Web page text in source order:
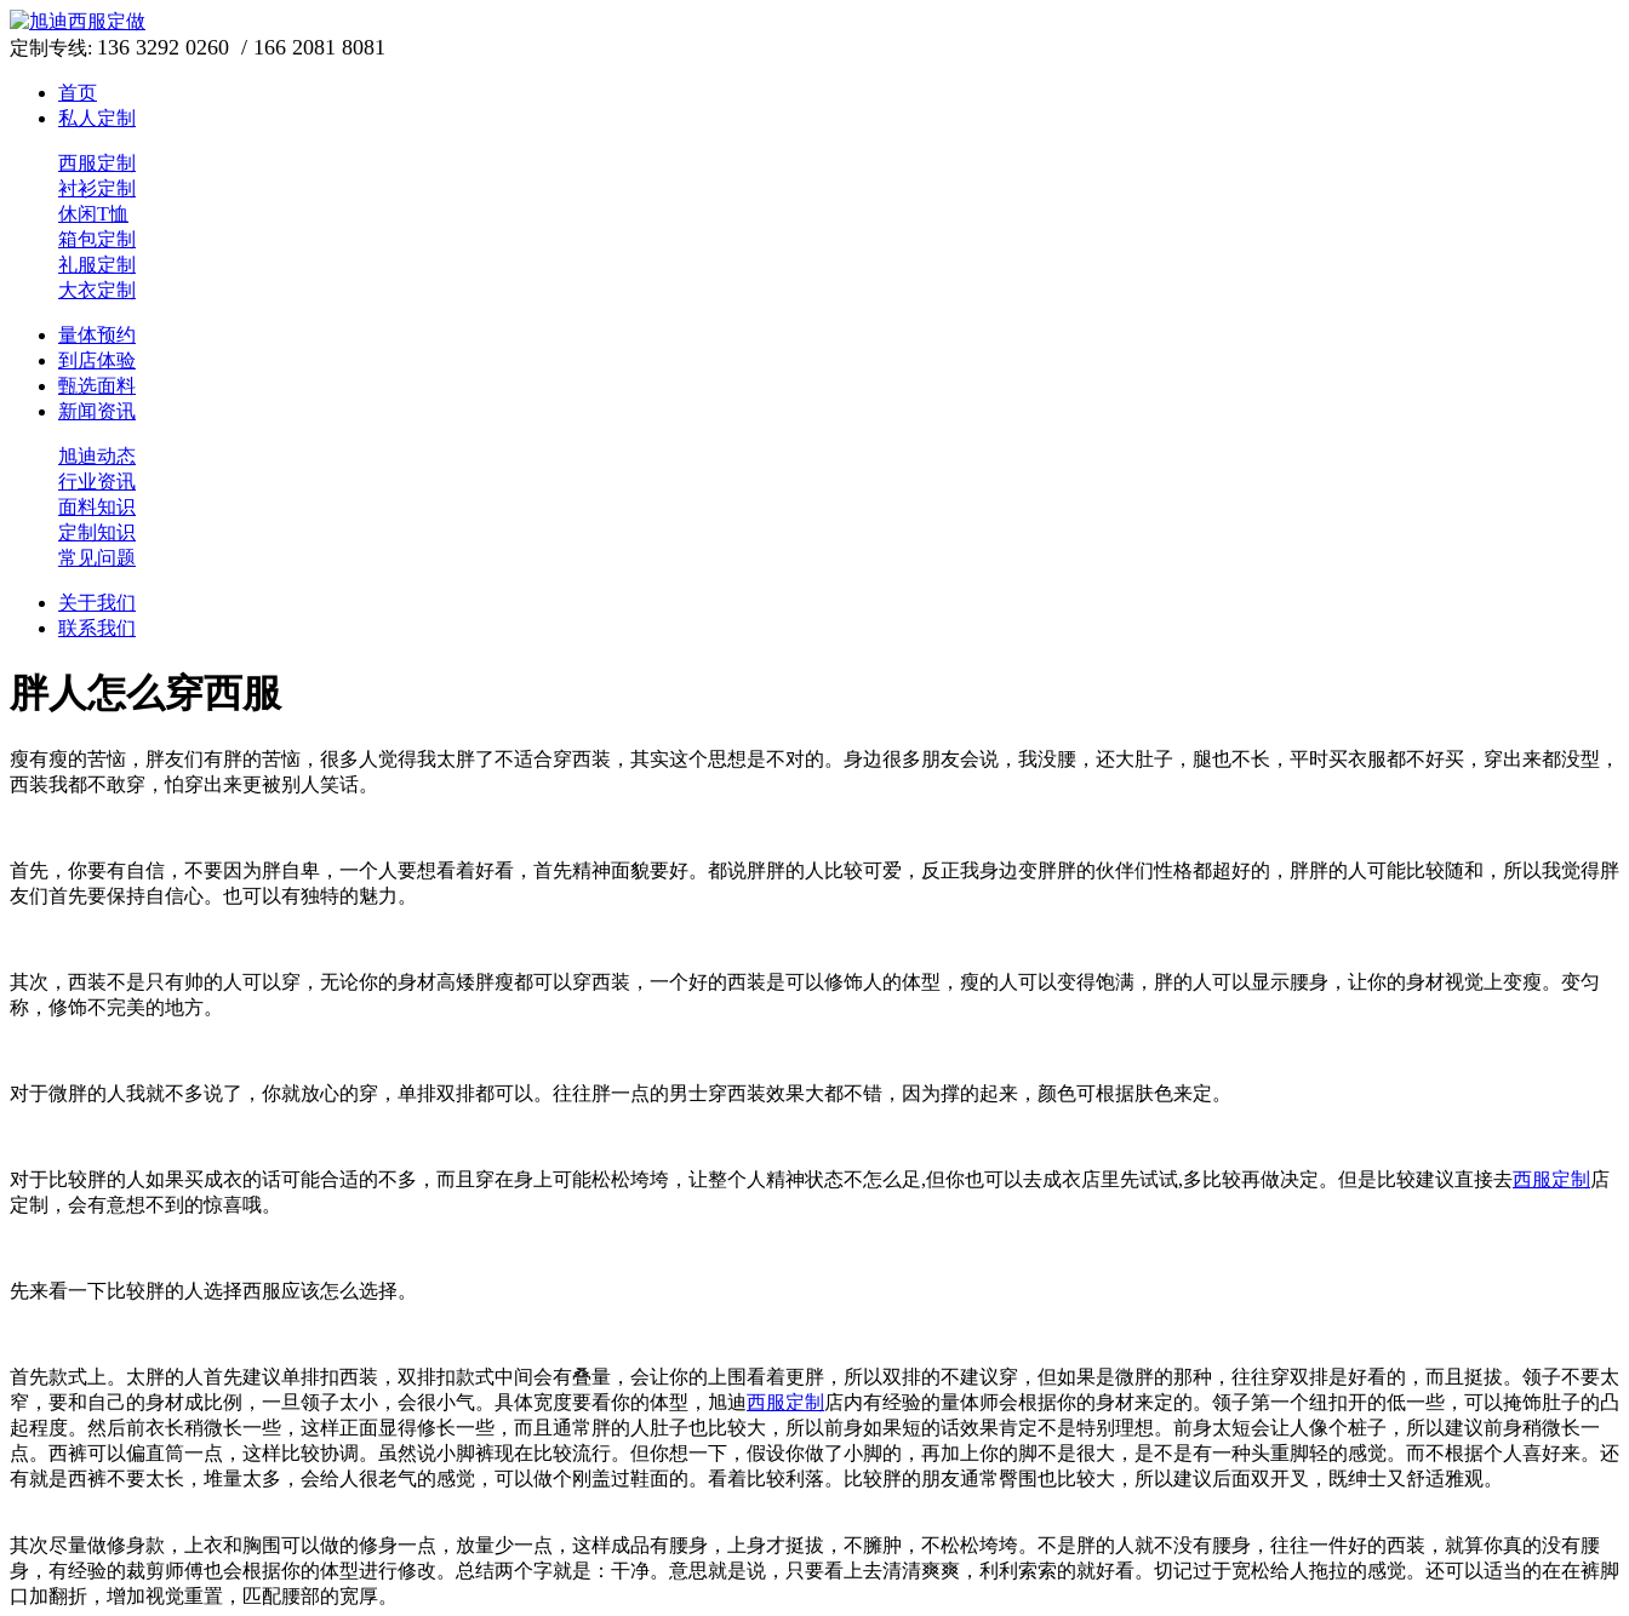
定制专线: 136 3292 0260 / 166 2081 8081
首页
私人定制
西服定制
衬衫定制
休闲T恤
箱包定制
礼服定制
大衣定制
量体预约
到店体验
甄选面料
新闻资讯
旭迪动态
行业资讯
面料知识
定制知识
常见问题
关于我们
联系我们
胖人怎么穿西服
瘦有瘦的苦恼，胖友们有胖的苦恼，很多人觉得我太胖了不适合穿西装，其实这个思想是不对的。身边很多朋友会说，我没腰，还大肚子，腿也不长，平时买衣服都不好买，穿出来都没型，
西装我都不敢穿，怕穿出来更被别人笑话。
首先，你要有自信，不要因为胖自卑，一个人要想看着好看，首先精神面貌要好。都说胖胖的人比较可爱，反正我身边变胖胖的伙伴们性格都超好的，胖胖的人可能比较随和，所以我觉得胖
友们首先要保持自信心。也可以有独特的魅力。
其次，西装不是只有帅的人可以穿，无论你的身材高矮胖瘦都可以穿西装，一个好的西装是可以修饰人的体型，瘦的人可以变得饱满，胖的人可以显示腰身，让你的身材视觉上变瘦。变匀
称，修饰不完美的地方。
对于微胖的人我就不多说了，你就放心的穿，单排双排都可以。往往胖一点的男士穿西装效果大都不错，因为撑的起来，颜色可根据肤色来定。
对于比较胖的人如果买成衣的话可能合适的不多，而且穿在身上可能松松垮垮，让整个人精神状态不怎么足,但你也可以去成衣店里先试试,多比较再做决定。但是比较建议直接去西服定制 店
定制，会有意想不到的惊喜哦。
先来看一下比较胖的人选择西服应该怎么选择。
首先款式上。太胖的人首先建议单排扣西装，双排扣款式中间会有叠量，会让你的上围看着更胖，所以双排的不建议穿，但如果是微胖的那种，往往穿双排是好看的，而且挺拔。领子不要太
窄，要和自己的身材成比例，一旦领子太小，会很小气。具体宽度要看你的体型，旭迪西服定制 店内有经验的量体师会根据你的身材来定的。领子第一个纽扣开的低一些，可以掩饰肚子的凸
起程度。然后前衣长稍微长一些，这样正面显得修长一些，而且通常胖的人肚子也比较大，所以前身如果短的话效果肯定不是特别理想。前身太短会让人像个桩子，所以建议前身稍微长一
点。西裤可以偏直筒一点，这样比较协调。虽然说小脚裤现在比较流行。但你想一下，假设你做了小脚的，再加上你的脚不是很大，是不是有一种头重脚轻的感觉。而不根据个人喜好来。还
有就是西裤不要太长，堆量太多，会给人很老气的感觉，可以做个刚盖过鞋面的。看着比较利落。比较胖的朋友通常臀围也比较大，所以建议后面双开叉，既绅士又舒适雅观。
其次尽量做修身款，上衣和胸围可以做的修身一点，放量少一点，这样成品有腰身，上身才挺拔，不臃肿，不松松垮垮。不是胖的人就不没有腰身，往往一件好的西装，就算你真的没有腰
身，有经验的裁剪师傅也会根据你的体型进行修改。总结两个字就是：干净。意思就是说，只要看上去清清爽爽，利利索索的就好看。切记过于宽松给人拖拉的感觉。还可以适当的在在裤脚
口加翻折，增加视觉重置，匹配腰部的宽厚。